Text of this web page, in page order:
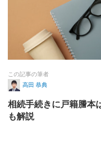
この記事の筆者
高田 恭典
相続手続きに戸籍謄本
も解説